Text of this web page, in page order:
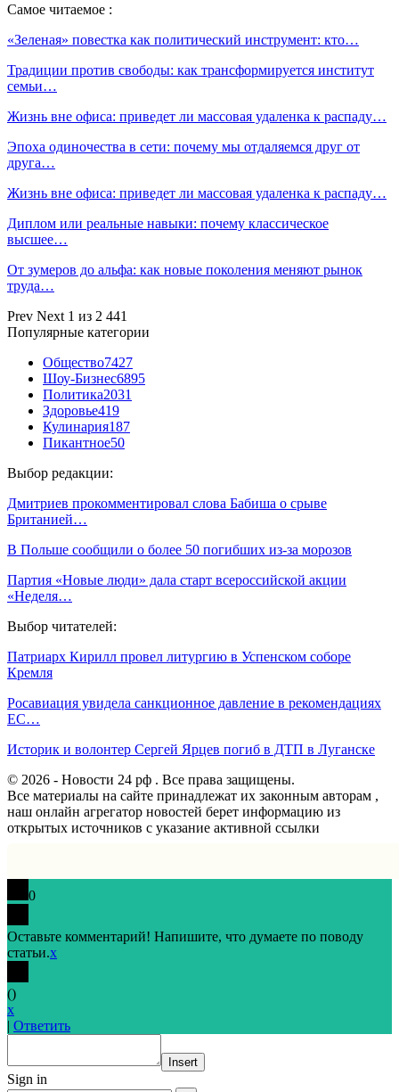
Самое читаемое :
«Зеленая» повестка как политический инструмент: кто…
Традиции против свободы: как трансформируется институт
семьи…
Жизнь вне офиса: приведет ли массовая удаленка к распаду…
Эпоха одиночества в сети: почему мы отдаляемся друг от
друга…
Жизнь вне офиса: приведет ли массовая удаленка к распаду…
Диплом или реальные навыки: почему классическое
высшее…
От зумеров до альфа: как новые поколения меняют рынок
труда…
Prev Next 1 из 2 441
Популярные категории
Общество7427
Шоу-Бизнес6895
Политика2031
Здоровье419
Кулинария187
Пикантное50
Выбор редакции:
Дмитриев прокомментировал слова Бабиша о срыве
Британией…
В Польше сообщили о более 50 погибших из-за морозов
Партия «Новые люди» дала старт всероссийской акции
«Неделя…
Выбор читателей:
Патриарх Кирилл провел литургию в Успенском соборе
Кремля
Росавиация увидела санкционное давление в рекомендациях
ЕС…
Историк и волонтер Сергей Ярцев погиб в ДТП в Луганске
© 2026 - Новости 24 рф . Все права защищены.
Все материалы на сайте принадлежат их законным авторам ,
наш онлайн агрегатор новостей берет информацию из
открытых источников с указание активной ссылки
0
Оставьте комментарий! Напишите, что думаете по поводу
статьи.x
()
x
| Ответить
Insert
Sign in